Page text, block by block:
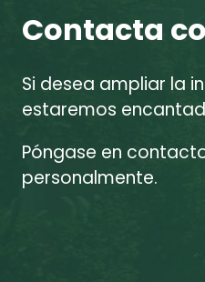
Contacta
Si desea ampliar la
estaremos
Póngase en
personalmente.